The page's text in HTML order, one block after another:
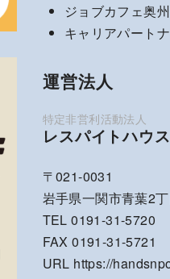
ジョブカフェ奥州
キャリアパート
運営法人
レスパイトハウ
〒021-0031
岩手県一関市青葉2
TEL 0191-31-5720
FAX 0191-31-5721
URL https://